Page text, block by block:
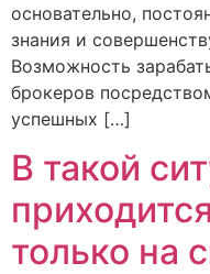
основательно,
знания и
Возможность
брокеров
успешных […]
В такой
только на